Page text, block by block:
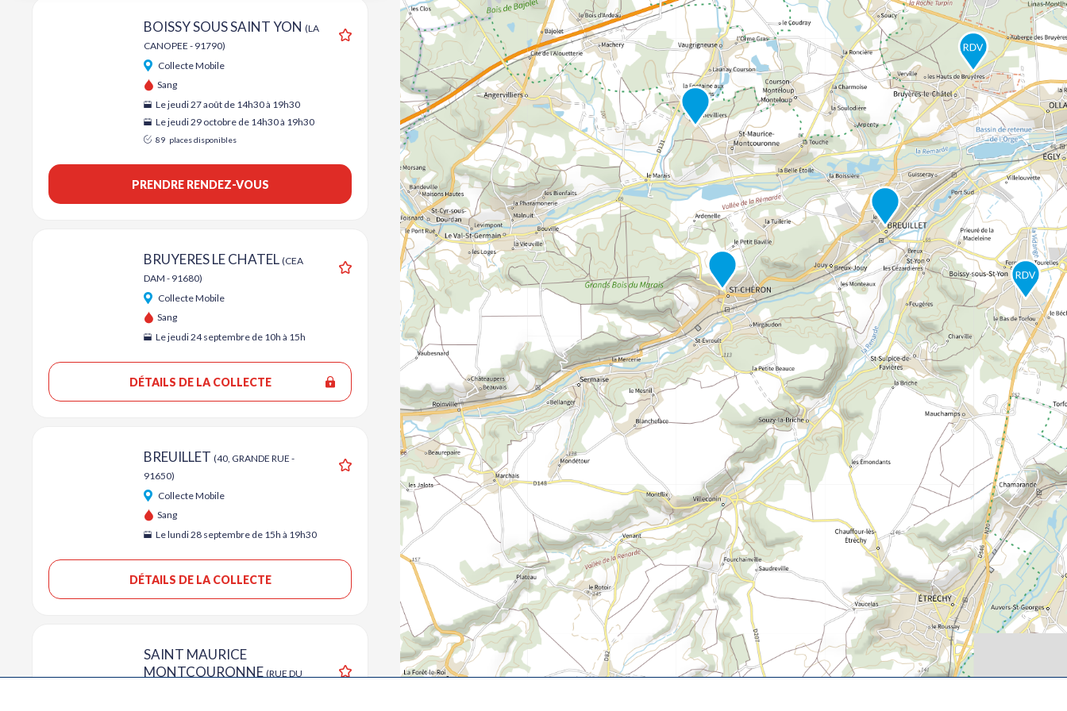
BOISSY SOUS SAINT YON (LA
CANOPEE - 91790)
Ajouter aux favoris
Collecte Mobile
Sang
Le jeudi 27 août de 14h30 à 19h30
Le jeudi 29 octobre de 14h30 à 19h30
89 places disponibles
PRENDRE RENDEZ-VOUS
BRUYERES LE CHATEL (CEA
DAM - 91680)
Ajouter aux favoris
Collecte Mobile
Sang
Le jeudi 24 septembre de 10h à 15h
DÉTAILS DE LA COLLECTE
BREUILLET (40, GRANDE RUE -
91650)
Ajouter aux favoris
Collecte Mobile
Sang
Le lundi 28 septembre de 15h à 19h30
DÉTAILS DE LA COLLECTE
SAINT MAURICE
MONTCOURONNE (RUE DU